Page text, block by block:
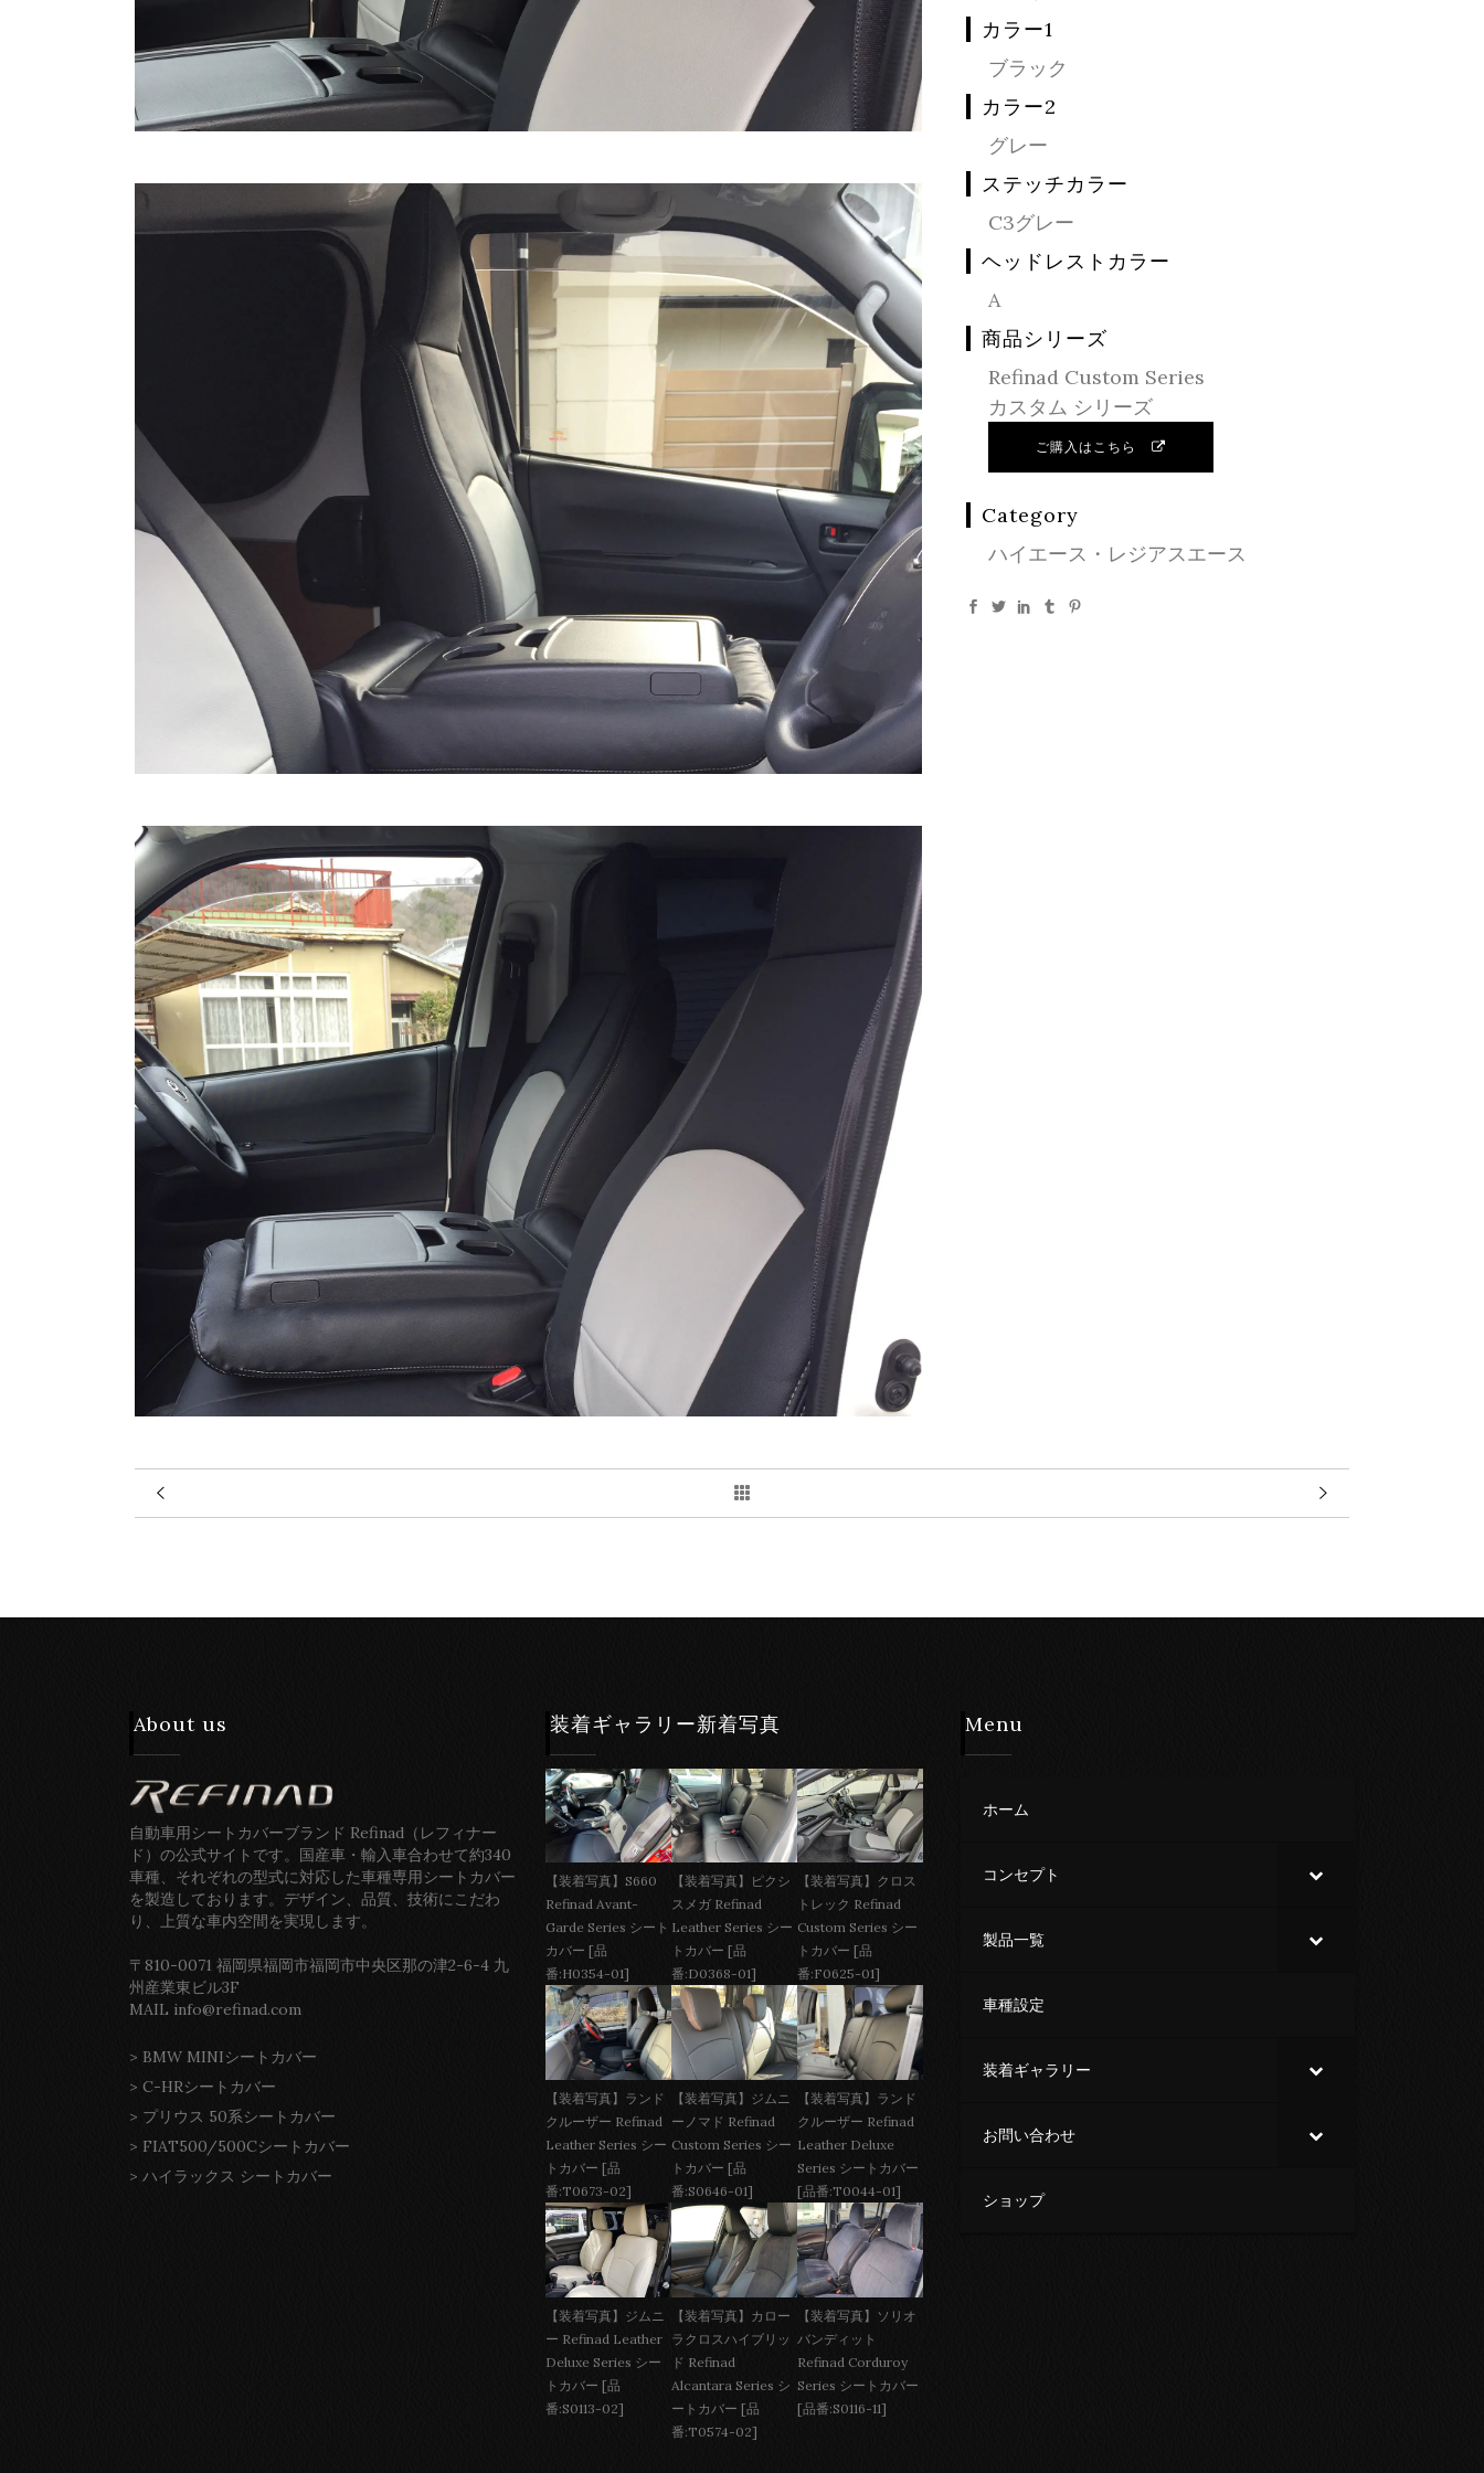
カラー1
ブラック
カラー2
グレー
ステッチカラー
C3グレー
ヘッドレストカラー
A
商品シリーズ
Refinad Custom Series
カスタム シリーズ
ご購入はこちら
Category
ハイエース・レジアスエース
About us
自動車用シートカバーブランド Refinad（レフィナー
ド）の公式サイトです。国産車・輸入車合わせて約340
車種、それぞれの型式に対応した車種専用シートカバー
を製造しております。デザイン、品質、技術にこだわ
り、上質な車内空間を実現します。
〒810-0071 福岡県福岡市福岡市中央区那の津2-6-4 九
州産業東ビル3F
MAIL info@refinad.com
> BMW MINIシートカバー
> C-HRシートカバー
> プリウス 50系シートカバー
> FIAT500/500Cシートカバー
> ハイラックス シートカバー
装着ギャラリー新着写真
【装着写真】S660
Refinad Avant-
Garde Series シート
カバー [品
番:H0354-01]
【装着写真】ピクシ
スメガ Refinad
Leather Series シー
トカバー [品
番:D0368-01]
【装着写真】クロス
トレック Refinad
Custom Series シー
トカバー [品
番:F0625-01]
【装着写真】ランド
クルーザー Refinad
Leather Series シー
トカバー [品
番:T0673-02]
【装着写真】ジムニ
ーノマド Refinad
Custom Series シー
トカバー [品
番:S0646-01]
【装着写真】ランド
クルーザー Refinad
Leather Deluxe
Series シートカバー
[品番:T0044-01]
【装着写真】ジムニ
ー Refinad Leather
Deluxe Series シー
トカバー [品
番:S0113-02]
【装着写真】カロー
ラクロスハイブリッ
ド Refinad
Alcantara Series シ
ートカバー [品
番:T0574-02]
【装着写真】ソリオ
バンディット
Refinad Corduroy
Series シートカバー
[品番:S0116-11]
Menu
ホーム
コンセプト
製品一覧
車種設定
装着ギャラリー
お問い合わせ
ショップ